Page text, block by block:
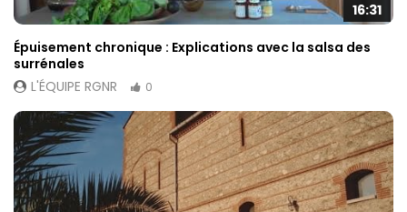
16:31
Épuisement chronique : Explications avec la salsa des
surrénales
L'ÉQUIPE RGNR
0